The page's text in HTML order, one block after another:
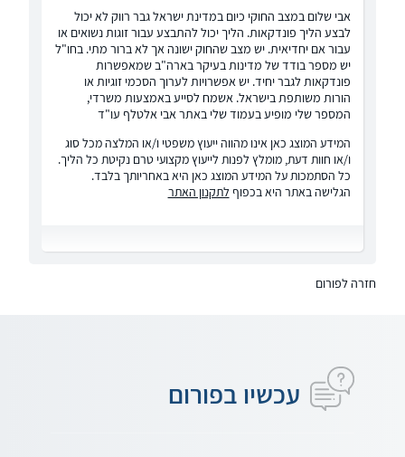
אבי שלום במצב החוקי כיום במדינת ישראל גבר רווק לא יכול
לבצע הליך פונדקאות. הליך יכול להתבצע עבור זוגות נשואים או
עבור אם יחדיאית. יש מצב שהחוק ישונה אך לא ברור מתי. בחו"ל
יש מספר בודד של מדינות בעיקר בארה"ב שמאפשרות
פונדקאות לגבר יחיד. יש אפשרויות לערוך הסכמי זוגיות או
הורות משותפת בישראל. אשמח לסייע באמצעות משרדי,
המספר שלי מופיע בעמוד שלי באתר אבי אלטלף עו"ד
המידע המוצג כאן אינו מהווה ייעוץ משפטי ו/או המלצה מכל סוג
ו/או חוות דעת, מומלץ לפנות לייעוץ מקצועי טרם נקיטת כל הליך.
כל הסתמכות על המידע המוצג כאן היא באחריותך בלבד.
הגלישה באתר היא בכפוף לתקנון האתר
חזרה לפורום
עכשיו בפורום